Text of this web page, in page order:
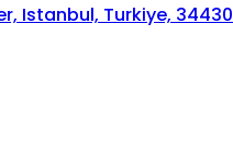
Istanbul, Turkiye, 34430